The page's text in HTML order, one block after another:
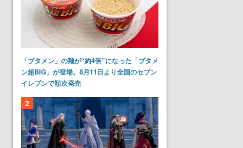
「ブタメン」の麺が“約4倍”になった「ブタメ
ン超BIG」が登場。8月11日より全国のセブン
イレブンで順次発売
2